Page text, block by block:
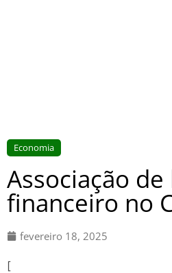
Economia
Associação
financeiro no
fevereiro 18, 2025
[